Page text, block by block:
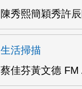
陳秀熙簡穎秀許
生活掃描
蔡佳芬黃文德 FM